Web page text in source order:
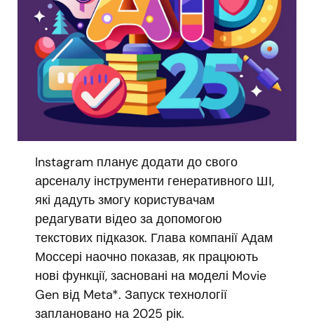
Instagram планує додати до свого
арсеналу інструменти генеративного ШІ,
які дадуть змогу користувачам
редагувати відео за допомогою
текстових підказок. Глава компанії Адам
Моссері наочно показав, як працюють
нові функції, засновані на моделі Movie
Gen від Meta*. Запуск технології
заплановано на 2025 рік.